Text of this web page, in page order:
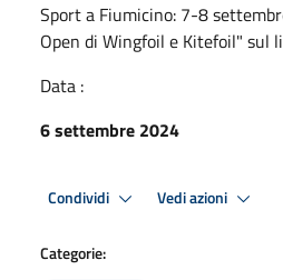
Sport a Fiumicino: 7-8
Open di Wingfoil e Kitefoil" sul
Data :
6 settembre 2024
Condividi Vedi azioni
Categorie: